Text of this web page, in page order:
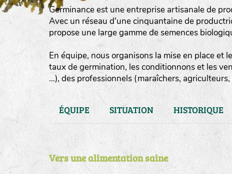
Germinance est une entreprise artisanale de
Avec un réseau d'une cinquantaine de
propose une large gamme de semences
En équipe, nous organisons la mise en place et
taux de germination, les conditionnons et les
…), des professionnels (maraîchers,
ÉQUIPE SITUATION HISTORIQUE
Vers une alimentation saine